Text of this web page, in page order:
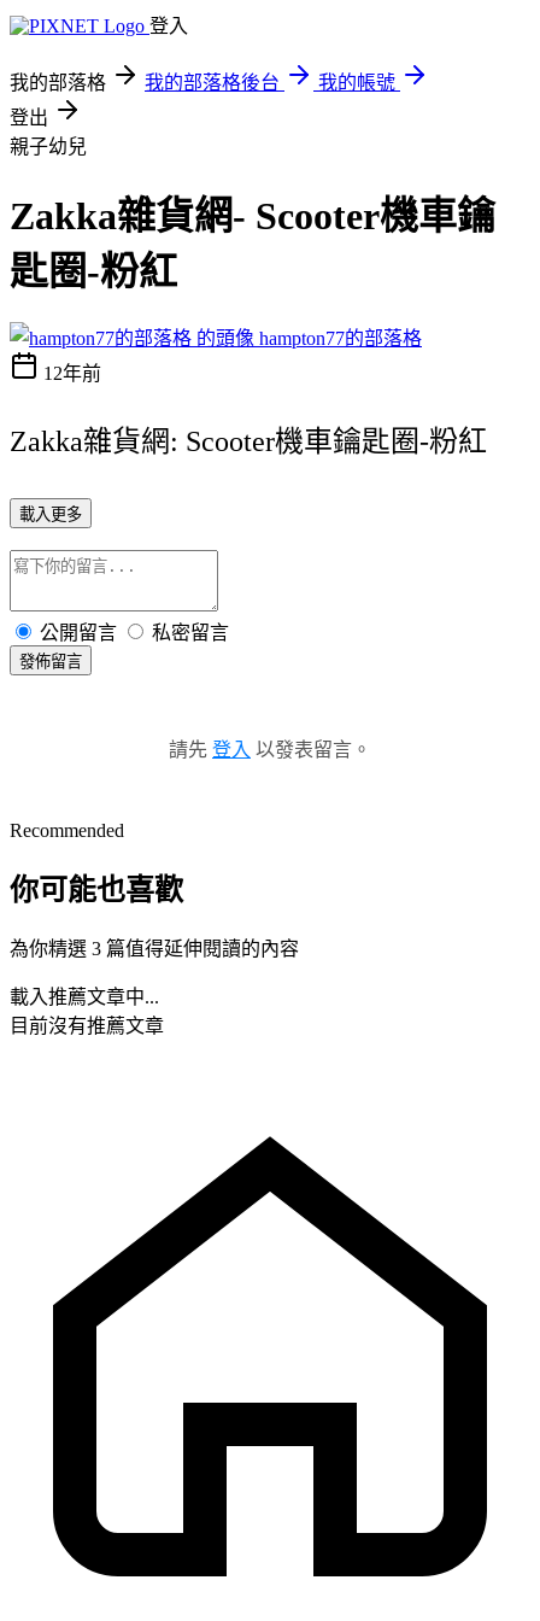
登入
我的部落格 我的部落格後台
我的帳號
登出
親子幼兒
Zakka雜貨網- Scooter機車鑰
匙圈-粉紅
hampton77的部落格
12年前
Zakka雜貨網: Scooter機車鑰匙圈-粉紅
載入更多
公開留言 私密留言
發佈留言
請先 登入 以發表留言。
Recommended
你可能也喜歡
為你精選 3 篇值得延伸閱讀的內容
載入推薦文章中...
目前沒有推薦文章